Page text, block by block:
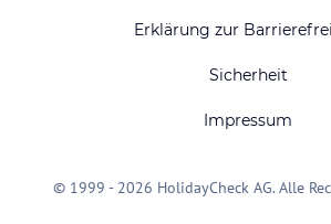
Erklärung zur
Sicherheit
Impressum
© 1999 - 2026 HolidayCheck AG. Alle